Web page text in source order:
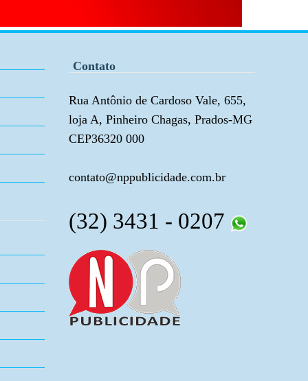
Contato
Rua Antônio de Cardoso Vale, 655,
loja A, Pinheiro Chagas, Prados-MG
CEP36320 000
contato@nppublicidade.com.br
(32) 3431 - 0207